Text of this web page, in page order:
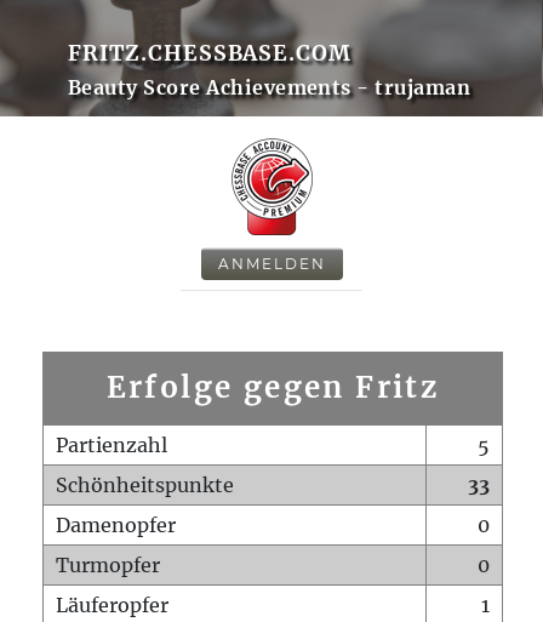
FRITZ.CHESSBASE.COM
Beauty Score Achievements - trujaman
ANMELDEN
Erfolge gegen Fritz
Partienzahl
5
Schönheitspunkte
33
Damenopfer
0
Turmopfer
0
Läuferopfer
1